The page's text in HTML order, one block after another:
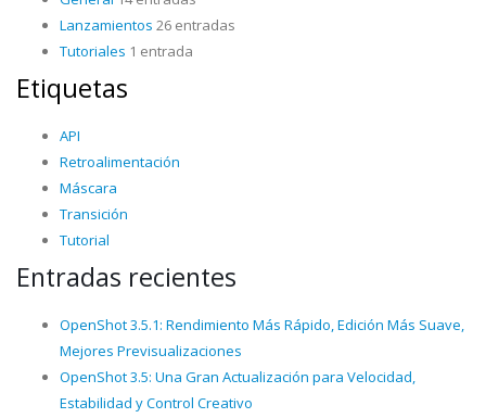
Lanzamientos 26 entradas
Tutoriales 1 entrada
Etiquetas
API
Retroalimentación
Máscara
Transición
Tutorial
Entradas recientes
OpenShot 3.5.1: Rendimiento Más Rápido, Edición Más Suave,
Mejores Previsualizaciones
OpenShot 3.5: Una Gran Actualización para Velocidad,
Estabilidad y Control Creativo